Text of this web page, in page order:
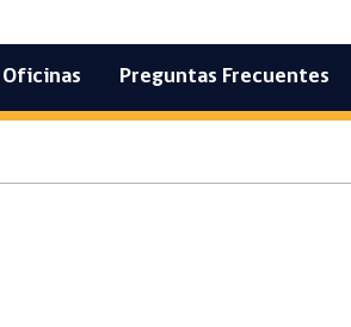
Oficinas Preguntas Frecuentes